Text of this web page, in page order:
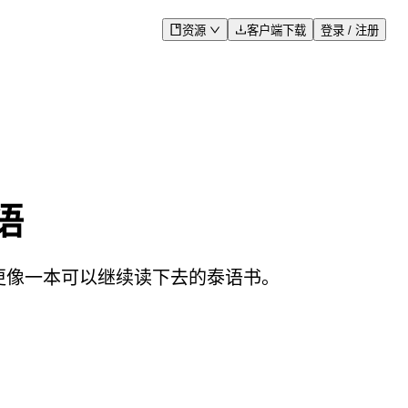
资源 客户端下载 登录 / 注册
一本可以继续读下去的泰语书。